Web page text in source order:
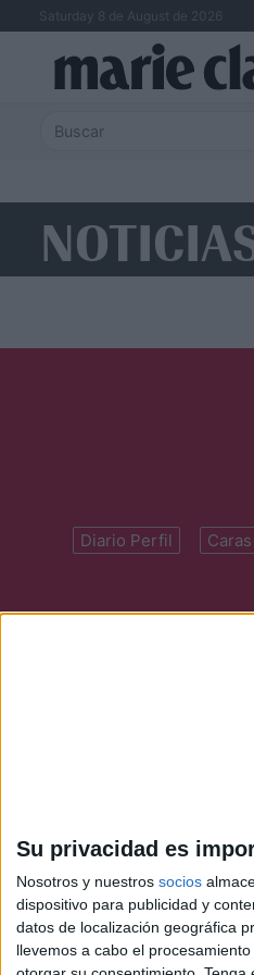
Su privacidad es
Nosotros y nuestros socios
dispositivo para publicidad y
datos de localización geográfica
llevemos a cabo el
Saturday 8 de August de 2026
Diario Perfil Caras